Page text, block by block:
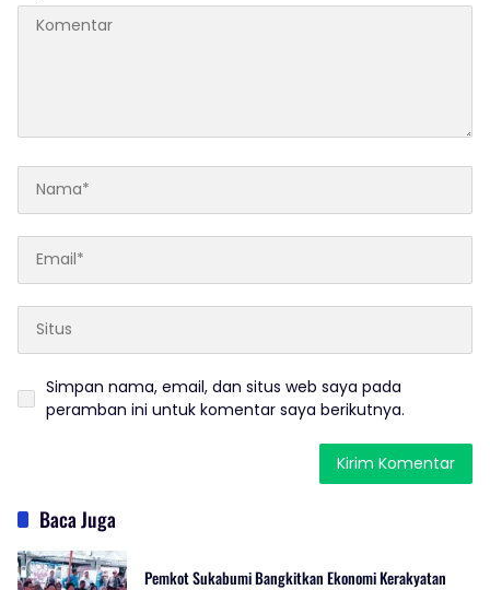
Simpan nama, email, dan situs web saya pada
peramban ini untuk komentar saya berikutnya.
Baca Juga
Pemkot Sukabumi Bangkitkan Ekonomi Kerakyatan